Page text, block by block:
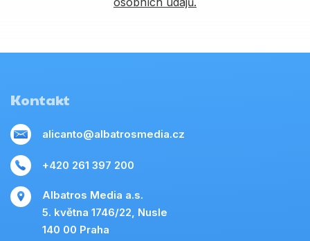
Kontakt
alicanto@albatrosmedia.cz
+420 261 397 200
Albatros Media a.s.
5. května 1746/22, Nusle
140 00 Praha